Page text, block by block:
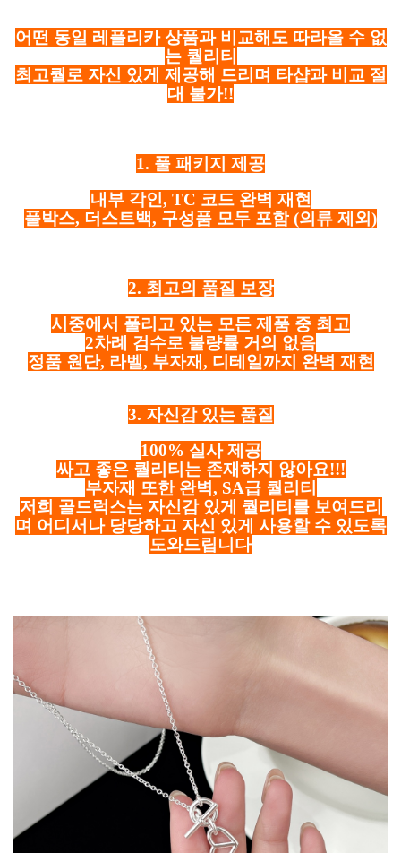
어떤 동일 레플리카 상품과 비교해도 따라올 수 없
는 퀄리티
최고퀄로 자신 있게 제공해 드리며 타샵과 비교 절
대 불가!!
1. 풀 패키지 제공
내부 각인, TC 코드 완벽 재현
풀박스, 더스트백, 구성품 모두 포함 (의류 제외)
2. 최고의 품질 보장
시중에서 풀리고 있는 모든 제품 중 최고
2차례 검수로 불량률 거의 없음
정품 원단, 라벨, 부자재, 디테일까지 완벽 재현
3. 자신감 있는 품질
100% 실사 제공
싸고 좋은 퀄리티는 존재하지 않아요!!!
부자재 또한 완벽, SA급 퀄리티
저희 골드럭스는 자신감 있게 퀄리티를 보여드리
며 어디서나 당당하고 자신 있게 사용할 수 있도록
도와드립니다